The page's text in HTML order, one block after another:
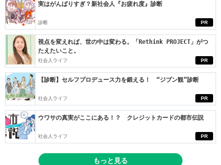
PR
実はがんばりすぎ？新社会人『お疲れ度』診断
診断
PR
視点を変えれば、世の中は変わる。「Rethink PROJECT」がつ
たえたいこと。
社会人ライフ
PR
【診断】セルフプロデュース力を鍛える！ “ジブン観”診断
社会人ライフ
PR
ウワサの真実がここにある！？ クレジットカードの都市伝説
社会人ライフ
もっと見る